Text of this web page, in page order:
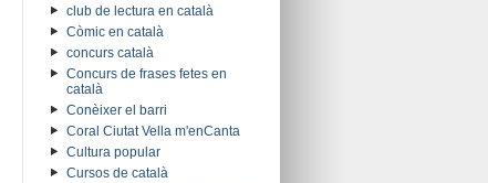
club de lectura en català
Còmic en català
concurs català
Concurs de frases fetes en
català
Conèixer el barri
Coral Ciutat Vella m'enCanta
Cultura popular
Cursos de català